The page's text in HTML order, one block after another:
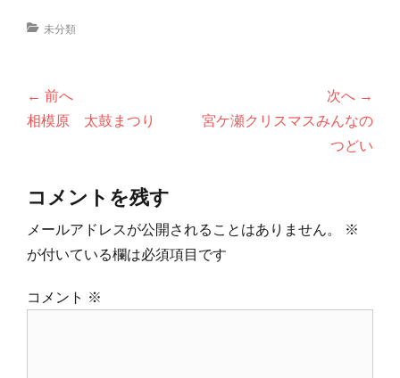
カ
ー
未分類
投
稿
ゲ
ー
シ
ョ
ン
← 前へ
前
稿:
相模原 太鼓まつり
次へ →
次
宮ケ瀬クリスマスみんなの
つどい
コメントを残す
メールアドレスが公開されることはありません。
※
が付いている欄は必須項目です
コメント ※